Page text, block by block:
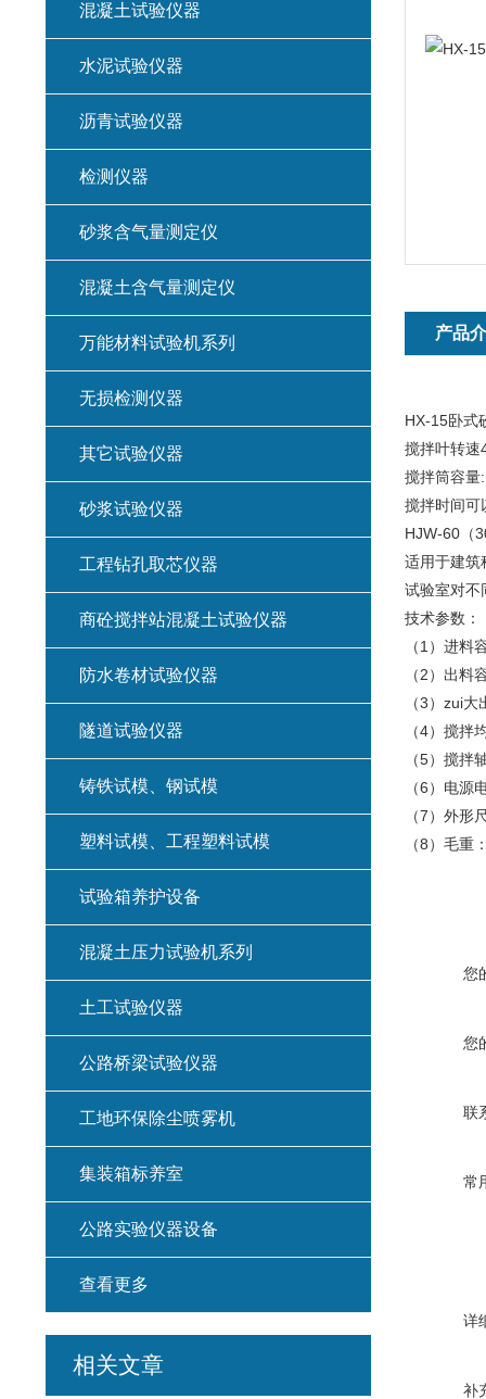
产品
HX-15卧式
搅拌叶转速
搅拌筒容量
搅拌时间可
HJW-60（
适用于建筑
试验室对不
技术参数：
（1）进料
（2）出料
（3）zui
（4）搅拌
（5）搅拌
（6）电源
（7）外形
（8）毛重
您
您
联
常
详
补
混凝土试验仪器
水泥试验仪器
沥青试验仪器
检测仪器
砂浆含气量测定仪
混凝土含气量测定仪
万能材料试验机系列
无损检测仪器
其它试验仪器
砂浆试验仪器
工程钻孔取芯仪器
商砼搅拌站混凝土试验仪器
防水卷材试验仪器
隧道试验仪器
铸铁试模、钢试模
塑料试模、工程塑料试模
试验箱养护设备
混凝土压力试验机系列
土工试验仪器
公路桥梁试验仪器
工地环保除尘喷雾机
集装箱标养室
公路实验仪器设备
查看更多
相关文章